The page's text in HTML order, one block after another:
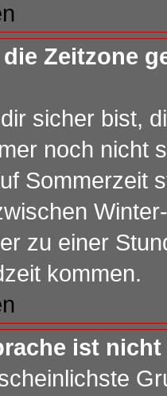
die Zeitzone
sicher bist,
noch nicht
Sommerzeit
zu einer
kommen.
ist